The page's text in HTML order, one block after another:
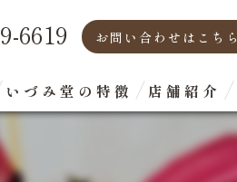
6619 お問い合わせはこちら
いづみ堂の特徴 店舗紹介
代表あいさつ